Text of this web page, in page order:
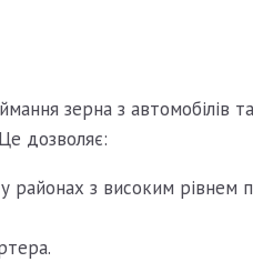
зерна з
дозволяє:
районах з високим рівнем